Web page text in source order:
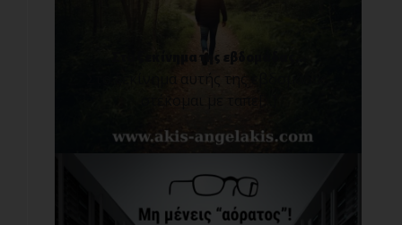
Στο ξεκίνημα της εβδομάδας...
Στο ξεκίνημα αυτής της εβδομάδας,